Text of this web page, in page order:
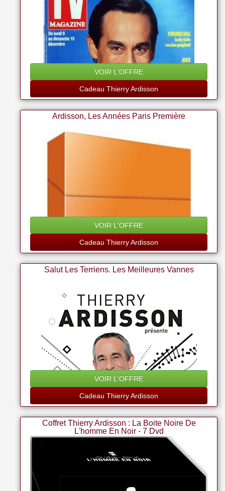
VOIR L'OFFRE
Cadeau Thierry Ardisson
Ardisson, Les Années Paris Première
VOIR L'OFFRE
Cadeau Thierry Ardisson
Salut Les Terriens. Les Meilleures Vannes
VOIR L'OFFRE
Cadeau Thierry Ardisson
Coffret Thierry Ardisson : La Boite Noire De
L'homme En Noir - 7 Dvd